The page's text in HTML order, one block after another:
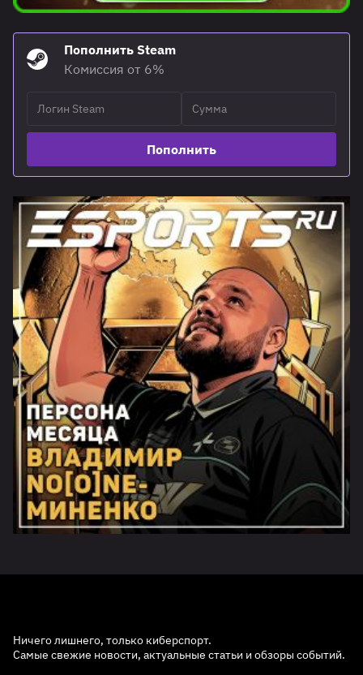
Пополнить Steam
Комиссия от 6%
Пополнить
Ничего лишнего, только киберспорт.
Самые свежие новости, актуальные статьи и обзоры событий.